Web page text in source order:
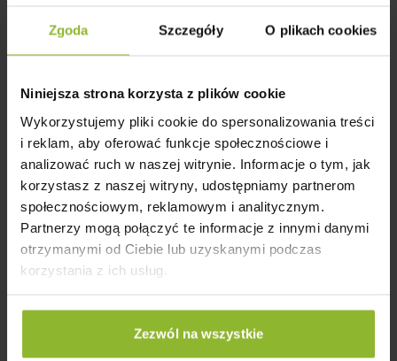
Zgoda Szczegóły O plikach cookies
Niniejsza strona korzysta z plików cookie
Wykorzystujemy pliki cookie do spersonalizowania treści
i reklam, aby oferować funkcje społecznościowe i
analizować ruch w naszej witrynie. Informacje o tym, jak
korzystasz z naszej witryny, udostępniamy partnerom
społecznościowym, reklamowym i analitycznym.
Partnerzy mogą połączyć te informacje z innymi danymi
otrzymanymi od Ciebie lub uzyskanymi podczas
korzystania z ich usług.
Zezwól na wszystkie
komfortowym domkiem z drewna, który spełni
wszystkie Twoje potrzeby.
fachowy montaż – bez stresu i kombinowania.
Idealne Na Działkę i Pod Wynajem